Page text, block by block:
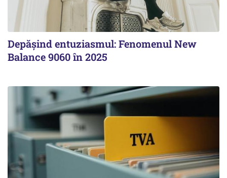
Depășind entuziasmul: Fenomenul New
Balance 9060 în 2025